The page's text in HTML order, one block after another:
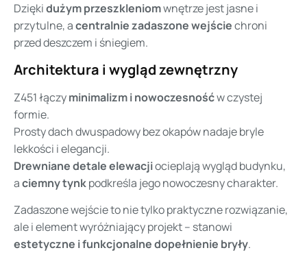
Dziękidużym przeszkleniomwnętrze jest jasne i
przytulne, acentralnie zadaszone wejściechroni
przed deszczem i śniegiem.
Architektura i wygląd zewnętrzny
Z451 łączyminimalizm i nowoczesnośćw czystej
formie.
Prosty dach dwuspadowy bez okapów nadaje bryle
lekkości i elegancji.
Drewniane detale elewacjiocieplają wygląd budynku,
aciemny tynkpodkreśla jego nowoczesny charakter.
Zadaszone wejście to nie tylko praktyczne rozwiązanie,
ale i element wyróżniający projekt – stanowi
estetyczne i funkcjonalne dopełnienie bryły.